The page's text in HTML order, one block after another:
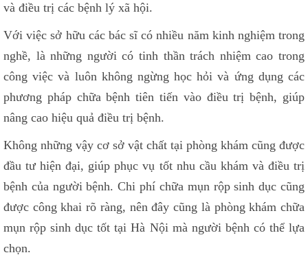
và điều trị các bệnh lý xã hội.
Với việc sở hữu các bác sĩ có nhiều năm kinh nghiệm trong
nghề, là những người có tinh thần trách nhiệm cao trong
công việc và luôn không ngừng học hỏi và ứng dụng các
phương pháp chữa bệnh tiên tiến vào điều trị bệnh, giúp
nâng cao hiệu quả điều trị bệnh.
Không những vậy cơ sở vật chất tại phòng khám cũng được
đầu tư hiện đại, giúp phục vụ tốt nhu cầu khám và điều trị
bệnh của người bệnh. Chi phí chữa mụn rộp sinh dục cũng
được công khai rõ ràng, nên đây cũng là phòng khám chữa
mụn rộp sinh dục tốt tại Hà Nội mà người bệnh có thể lựa
chọn.